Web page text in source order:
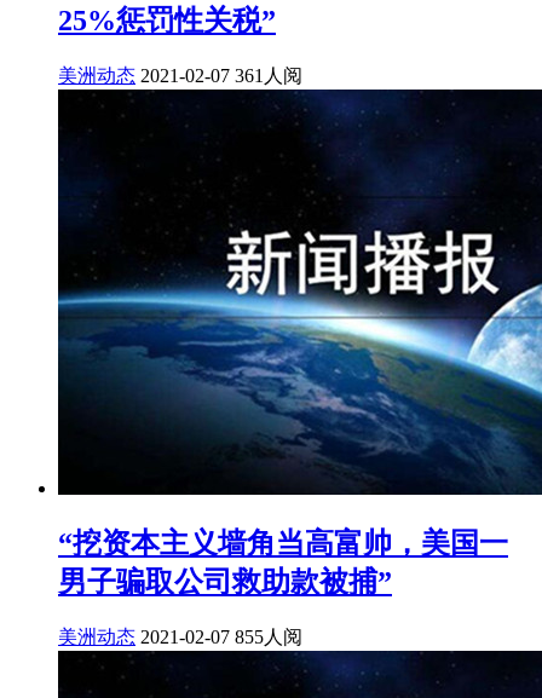
25%惩罚性关税”
美洲动态 2021-02-07 361人阅
“挖资本主义墙角当高富帅，美国一
男子骗取公司救助款被捕”
美洲动态 2021-02-07 855人阅